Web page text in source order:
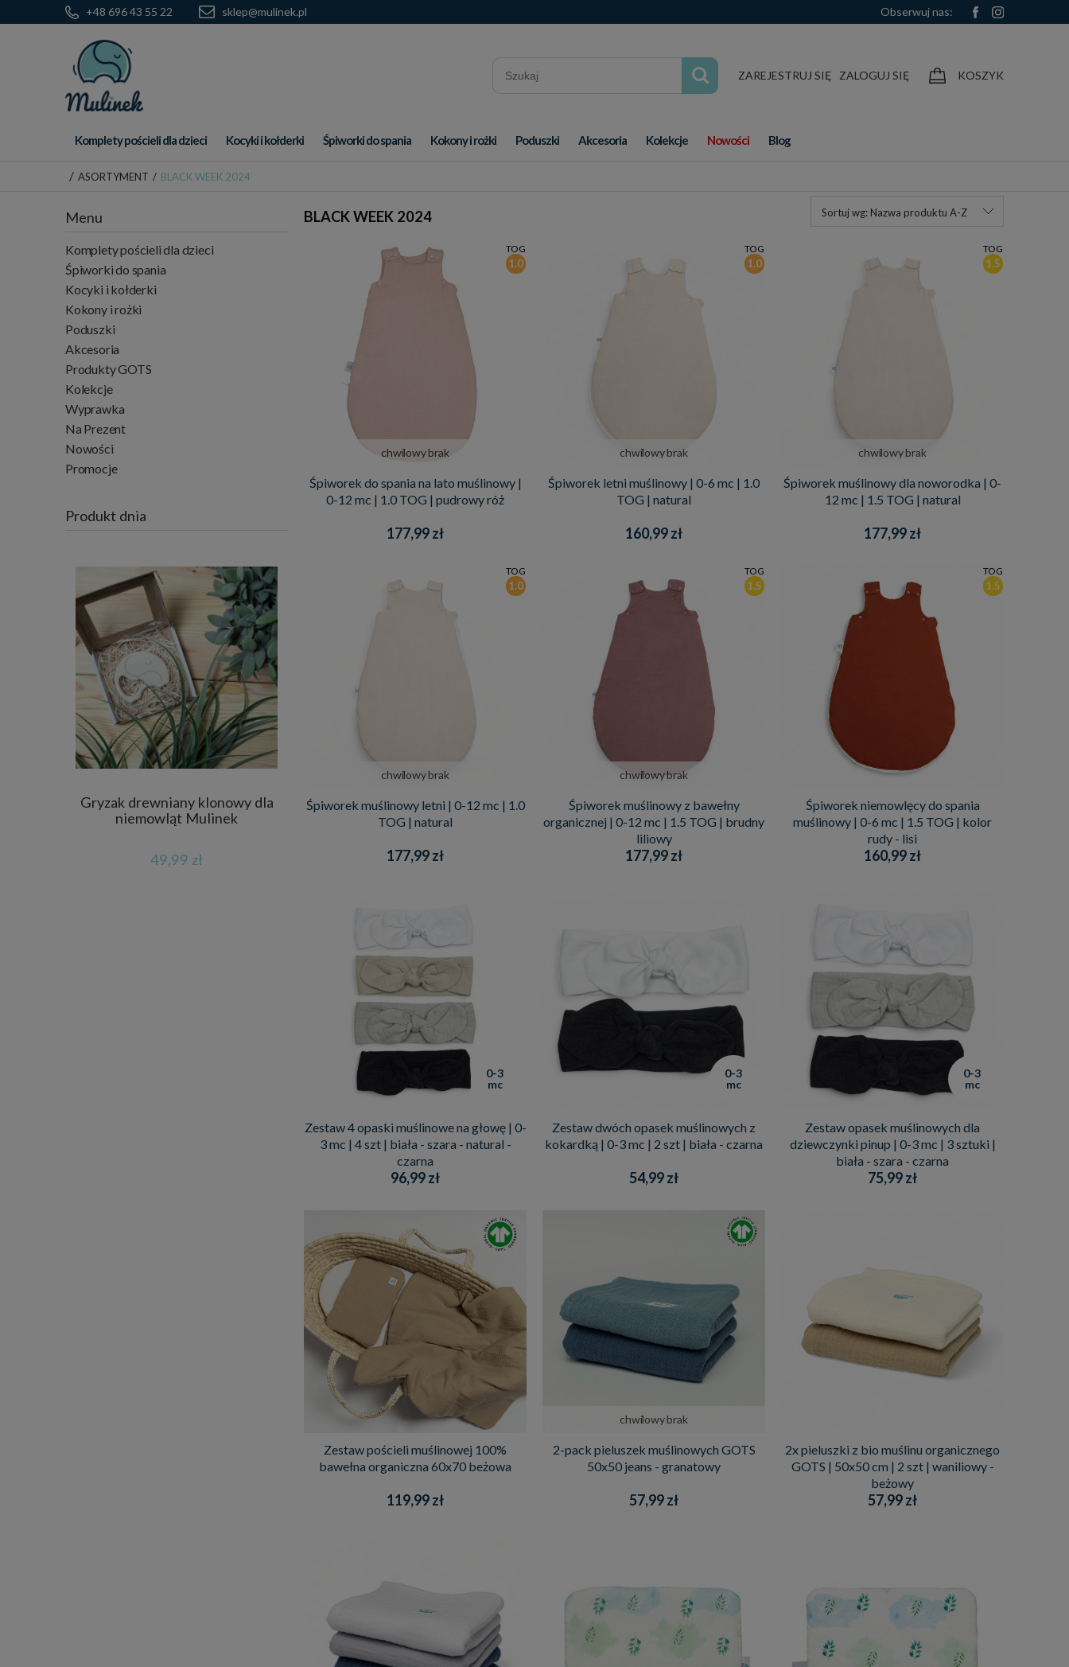
+48 696 43 55 22 sklep@mulinek.pl Obserwuj nas:
KOSZYK
ZAREJESTRUJ SIĘ ZALOGUJ SIĘ
Komplety pościeli dla dzieci Kocyki i kołderki Śpiworki do spania Kokony i rożki Poduszki Akcesoria Kolekcje Nowości Blog
/ ASORTYMENT / BLACK WEEK 2024
Menu
Komplety pościeli dla dzieci
Śpiworki do spania
Kocyki i kołderki
Kokony i rożki
Poduszki
Akcesoria
Produkty GOTS
Kolekcje
Wyprawka
Na Prezent
Nowości
Promocje
Produkt dnia
Gryzak drewniany klonowy dla
niemowląt Mulinek
49,99 zł
BLACK WEEK 2024 Sortuj wg: Nazwa produktu A-Z
TOG
1.0
chwilowy brak
Śpiworek do spania na lato muślinowy |
0-12 mc | 1.0 TOG | pudrowy róż
177,99 zł
TOG
1.0
chwilowy brak
Śpiworek letni muślinowy | 0-6 mc | 1.0
TOG | natural
160,99 zł
TOG
1.5
chwilowy brak
Śpiworek muślinowy dla noworodka | 0-
12 mc | 1.5 TOG | natural
177,99 zł
TOG
1.0
chwilowy brak
Śpiworek muślinowy letni | 0-12 mc | 1.0
TOG | natural
177,99 zł
TOG
1.5
chwilowy brak
Śpiworek muślinowy z bawełny
organicznej | 0-12 mc | 1.5 TOG | brudny
liliowy
177,99 zł
TOG
1.5
Śpiworek niemowlęcy do spania
muślinowy | 0-6 mc | 1.5 TOG | kolor
rudy - lisi
160,99 zł
0-3
mc
Zestaw 4 opaski muślinowe na głowę | 0-
3 mc | 4 szt | biała - szara - natural -
czarna
96,99 zł
0-3
mc
Zestaw dwóch opasek muślinowych z
kokardką | 0-3 mc | 2 szt | biała - czarna
54,99 zł
0-3
mc
Zestaw opasek muślinowych dla
dziewczynki pinup | 0-3 mc | 3 sztuki |
biała - szara - czarna
75,99 zł
Zestaw pościeli muślinowej 100%
bawełna organiczna 60x70 beżowa
119,99 zł
chwilowy brak
2-pack pieluszek muślinowych GOTS
50x50 jeans - granatowy
57,99 zł
2x pieluszki z bio muślinu organicznego
GOTS | 50x50 cm | 2 szt | waniliowy -
beżowy
57,99 zł